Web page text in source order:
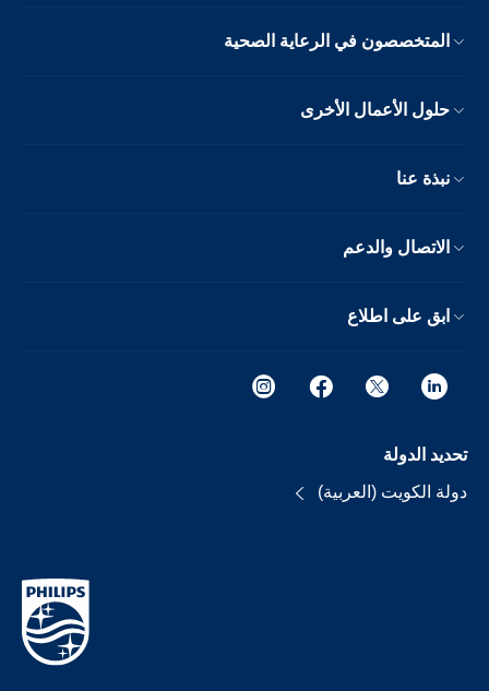
المتخصصون في الرعاية الصحية
حلول الأعمال الأخرى
نبذة عنا
الاتصال والدعم
ابق على اطلاع
تحديد الدولة
دولة الكويت (العربية)